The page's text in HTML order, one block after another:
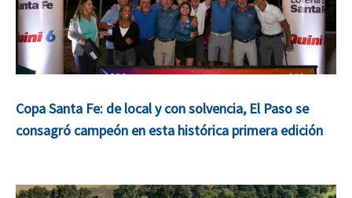
Copa Santa Fe: de local y con solvencia, El Paso se
consagró campeón en esta histórica primera edición